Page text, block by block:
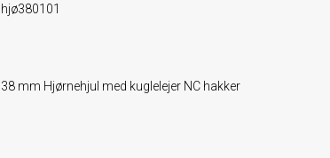
hjø380101
38 mm Hjørnehjul med kuglelejer NC hakker